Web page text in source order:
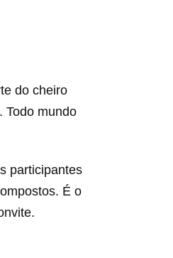
do cheiro
Todo mundo
participantes
É o